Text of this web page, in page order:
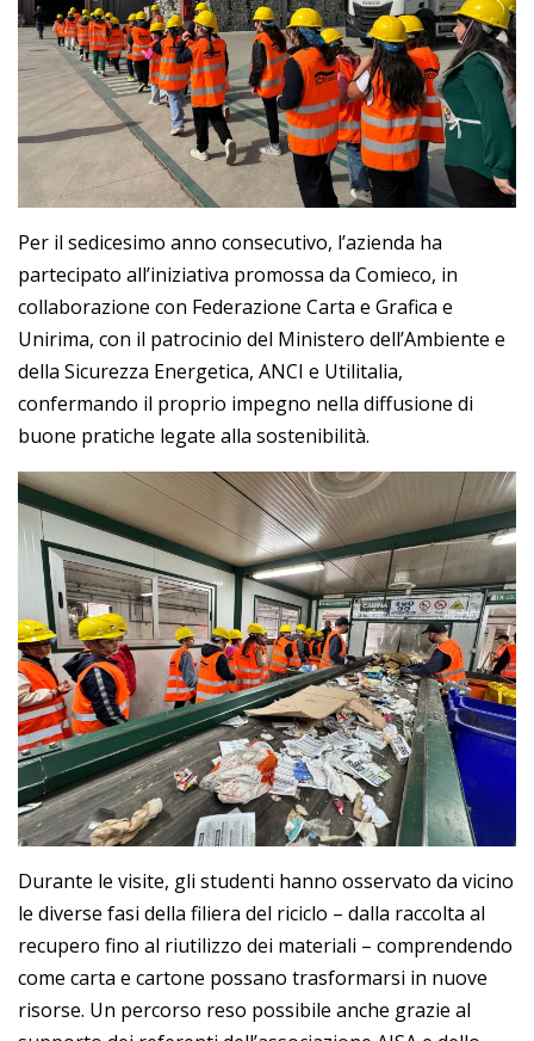
Per il sedicesimo anno consecutivo, l’azienda ha
partecipato all’iniziativa promossa da Comieco, in
collaborazione con Federazione Carta e Grafica e
Unirima, con il patrocinio del Ministero dell’Ambiente e
della Sicurezza Energetica, ANCI e Utilitalia,
confermando il proprio impegno nella diffusione di
buone pratiche legate alla sostenibilità.
Durante le visite, gli studenti hanno osservato da vicino
le diverse fasi della filiera del riciclo – dalla raccolta al
recupero fino al riutilizzo dei materiali – comprendendo
come carta e cartone possano trasformarsi in nuove
risorse. Un percorso reso possibile anche grazie al